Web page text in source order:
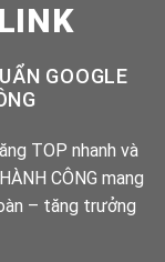
GOOGLE
TOP nhanh và
CÔNG mang
– tăng trưởng